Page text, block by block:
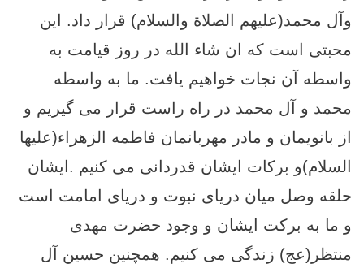
وآل محمد(عليهم الصلاة والسلام) قرار داد. این
محبتی است که ان شاء الله در روز قیامت به
واسطه آن نجات خواهیم یافت. ما به واسطه
محمد و آل محمد در راه راست قرار می گیریم و
از بانویمان و مادر مهربانمان فاطمه الزهراء(عليها
السلام)و برکات ایشان قدردانی می کنیم .ایشان
حلقه وصل میان دریای نبوت و دریای امامت است
و ما به برکت ایشان و وجود حضرت مهدی
منتظر(عج) زندگی می کنیم. همچنین حسين آل